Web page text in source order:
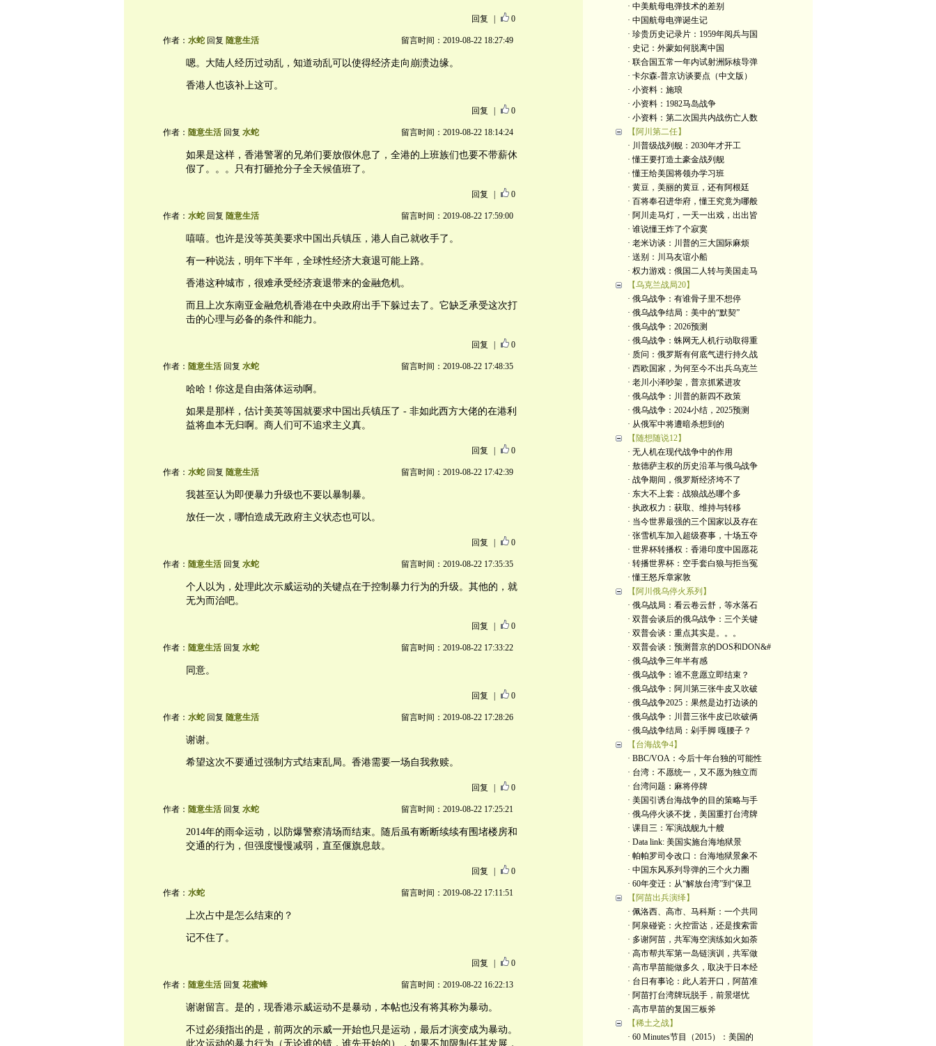
回复 0
作者： 水蛇回复 随意生活 留言时间：2019-08-22 18:27:49
嗯。大陆人经历过动乱，知道动乱可以使得经济走向崩溃边缘。
香港人也该补上这可。
回复 0
作者： 随意生活回复 水蛇 留言时间：2019-08-22 18:14:24
如果是这样，香港警署的兄弟们要放假休息了，全港的上班族们也要不带薪休
假了。。。只有打砸抢分子全天候值班了。
回复 0
作者： 水蛇回复 随意生活 留言时间：2019-08-22 17:59:00
嘻嘻。也许是没等英美要求中国出兵镇压，港人自己就收手了。
有一种说法，明年下半年，全球性经济大衰退可能上路。
香港这种城市，很难承受经济衰退带来的金融危机。
而且上次东南亚金融危机香港在中央政府出手下躲过去了。它缺乏承受这次打
击的心理与必备的条件和能力。
回复 0
作者： 随意生活回复 水蛇 留言时间：2019-08-22 17:48:35
哈哈！你这是自由落体运动啊。
如果是那样，估计美英等国就要求中国出兵镇压了 - 非如此西方大佬的在港利
益将血本无归啊。商人们可不追求主义真。
回复 0
作者： 水蛇回复 随意生活 留言时间：2019-08-22 17:42:39
我甚至认为即便暴力升级也不要以暴制暴。
放任一次，哪怕造成无政府主义状态也可以。
回复 0
作者： 随意生活回复 水蛇 留言时间：2019-08-22 17:35:35
个人以为，处理此次示威运动的关键点在于控制暴力行为的升级。其他的，就
无为而治吧。
回复 0
作者： 随意生活回复 水蛇 留言时间：2019-08-22 17:33:22
同意。
回复 0
作者： 水蛇回复 随意生活 留言时间：2019-08-22 17:28:26
谢谢。
希望这次不要通过强制方式结束乱局。香港需要一场自我救赎。
回复 0
作者： 随意生活回复 水蛇 留言时间：2019-08-22 17:25:21
2014年的雨伞运动，以防爆警察清场而结束。随后虽有断断续续有围堵楼房和
交通的行为，但强度慢慢减弱，直至偃旗息鼓。
回复 0
作者： 水蛇 留言时间：2019-08-22 17:11:51
上次占中是怎么结束的？
记不住了。
回复 0
作者： 随意生活回复 花蜜蜂 留言时间：2019-08-22 16:22:13
谢谢留言。是的，现香港示威运动不是暴动，本帖也没有将其称为暴动。
不过必须指出的是，前两次的示威一开始也只是运动，最后才演变成为暴动。
此次运动的暴力行为（无论谁的错，谁先开始的），如果不加限制任其发展，
· 中美航母电弹技术的差别
· 中国航母电弹诞生记
· 珍贵历史记录片：1959年阅兵与国
· 史记：外蒙如何脱离中国
· 联合国五常一年内试射洲际核导弹
· 卡尔森-普京访谈要点（中文版）
· 小资料：施琅
· 小资料：1982马岛战争
· 小资料：第二次国共内战伤亡人数
【阿川第二任】
· 川普级战列舰：2030年才开工
· 懂王要打造土豪金战列舰
· 懂王给美国将领办学习班
· 黄豆，美丽的黄豆，还有阿根廷
· 百将奉召进华府，懂王究竟为哪般
· 阿川走马灯，一天一出戏，出出皆
· 谁说懂王炸了个寂寞
· 老米访谈：川普的三大国际麻烦
· 送别：川马友谊小船
· 权力游戏：俄国二人转与美国走马
【乌克兰战局20】
· 俄乌战争：有谁骨子里不想停
· 俄乌战争结局：美中的“默契”
· 俄乌战争：2026预测
· 俄乌战争：蛛网无人机行动取得重
· 质问：俄罗斯有何底气进行持久战
· 西欧国家，为何至今不出兵乌克兰
· 老川小泽吵架，普京抓紧进攻
· 俄乌战争：川普的新四不政策
· 俄乌战争：2024小结，2025预测
· 从俄军中将遭暗杀想到的
【随想随说12】
· 无人机在现代战争中的作用
· 敖德萨主权的历史沿革与俄乌战争
· 战争期间，俄罗斯经济垮不了
· 东大不上套：战狼战怂哪个多
· 执政权力：获取、维持与转移
· 当今世界最强的三个国家以及存在
· 张雪机车加入超级赛事，十场五夺
· 世界杯转播权：香港印度中国愿花
· 转播世界杯：空手套白狼与拒当冤
· 懂王怒斥章家敦
【阿川俄乌停火系列】
· 俄乌战局：看云卷云舒，等水落石
· 双普会谈后的俄乌战争：三个关键
· 双普会谈：重点其实是。。。
· 双普会谈：预测普京的DOS和DON&#
· 俄乌战争三年半有感
· 俄乌战争：谁不意愿立即结束？
· 俄乌战争：阿川第三张牛皮又吹破
· 俄乌战争2025：果然是边打边谈的
· 俄乌战争：川普三张牛皮已吹破俩
· 俄乌战争结局：剁手脚 嘎腰子？
【台海战争4】
· BBC/VOA：今后十年台独的可能性
· 台湾：不愿统一，又不愿为独立而
· 台湾问题：麻将停牌
· 美国引诱台海战争的目的策略与手
· 俄乌停火谈不拢，美国重打台湾牌
· 课目三：军演战舰九十艘
· Data link: 美国实施台海地狱景
· 帕帕罗司令改口：台海地狱景象不
· 中国东风系列导弹的三个火力圈
· 60年变迁：从“解放台湾”到“保卫
【阿苗出兵演绎】
· 佩洛西、高市、马科斯：一个共同
· 阿泉碰瓷：火控雷达，还是搜索雷
· 多谢阿苗，共军海空演练如火如荼
· 高市帮共军第一岛链演训，共军做
· 高市早苗能做多久，取决于日本经
· 台日有事论：此人若开口，阿苗准
· 阿苗打台湾牌玩脱手，前景堪忧
· 高市早苗的复国三板斧
【稀土之战】
· 60 Minutes节目（2015）：美国的